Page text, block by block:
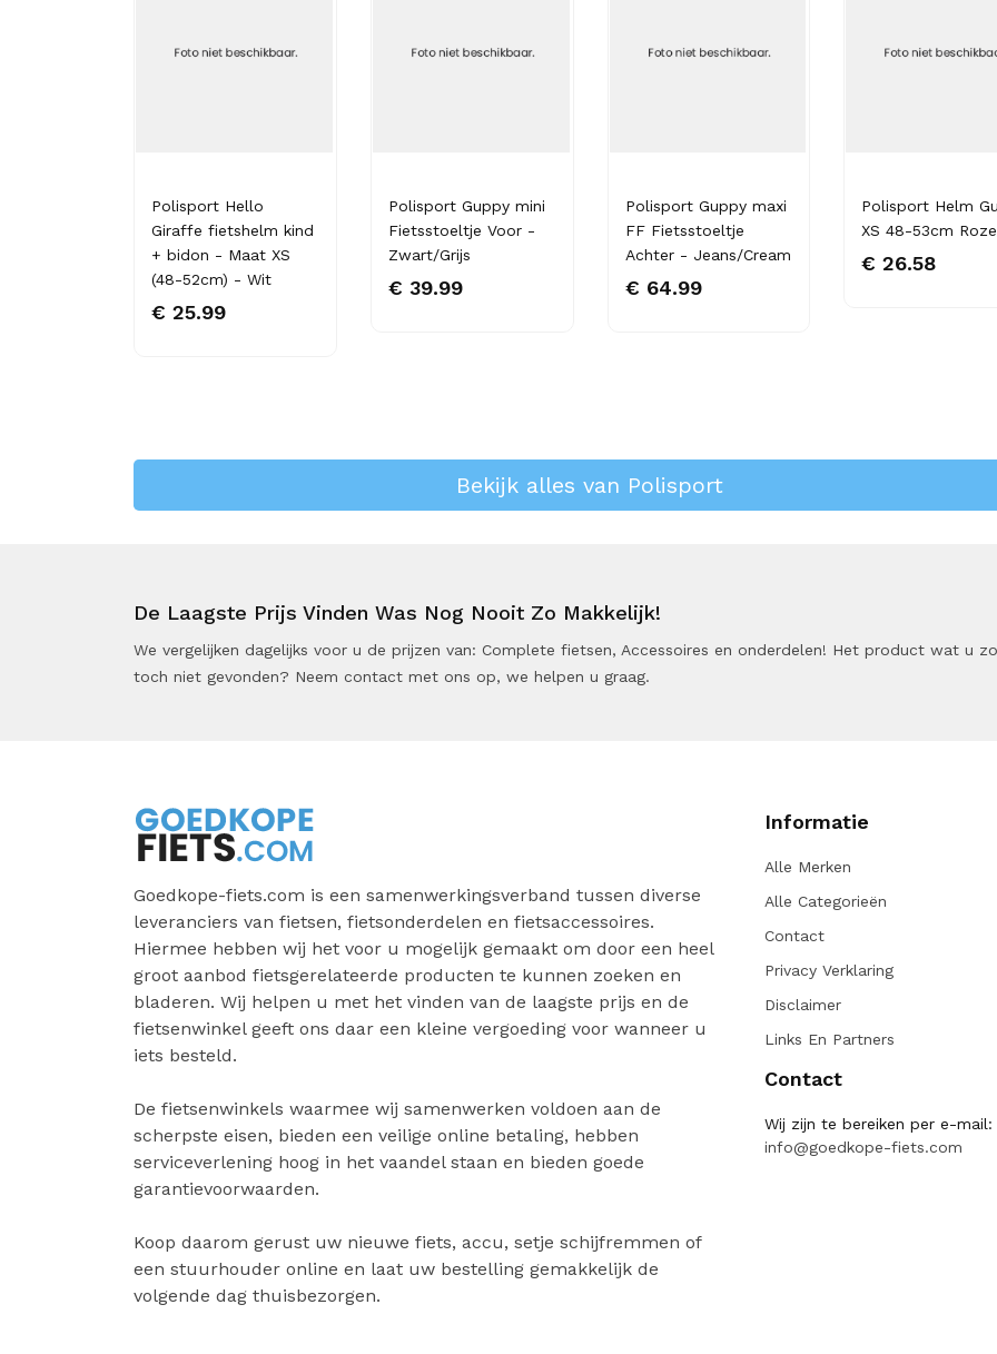
Polisport Hello
Giraffe fietshelm kind
+ bidon - Maat XS
(48-52cm) - Wit
€ 25.99
Polisport Guppy mini
Fietsstoeltje Voor -
Zwart/Grijs
€ 39.99
Polisport Guppy maxi
FF Fietsstoeltje
Achter - Jeans/Cream
€ 64.99
Polisport Helm
XS 48-53cm
€ 26.58
Bekijk alles van Polisport
De Laagste Prijs Vinden Was Nog Nooit Zo Makkelijk!
We vergelijken dagelijks voor u de prijzen van: Complete fietsen, Accessoires en onderdelen! Het product wat u
toch niet gevonden? Neem contact met ons op, we helpen u graag.
Goedkope-fiets.com is een samenwerkingsverband tussen diverse
leveranciers van fietsen, fietsonderdelen en fietsaccessoires.
Hiermee hebben wij het voor u mogelijk gemaakt om door een heel
groot aanbod fietsgerelateerde producten te kunnen zoeken en
bladeren. Wij helpen u met het vinden van de laagste prijs en de
fietsenwinkel geeft ons daar een kleine vergoeding voor wanneer u
iets besteld.
De fietsenwinkels waarmee wij samenwerken voldoen aan de
scherpste eisen, bieden een veilige online betaling, hebben
serviceverlening hoog in het vaandel staan en bieden goede
garantievoorwaarden.
Koop daarom gerust uw nieuwe fiets, accu, setje schijfremmen of
een stuurhouder online en laat uw bestelling gemakkelijk de
volgende dag thuisbezorgen.
Informatie
Alle Merken
Alle Categorieën
Contact
Privacy Verklaring
Disclaimer
Links En Partners
Contact
Wij zijn te bereiken per e-mail:
info@goedkope-fiets.com